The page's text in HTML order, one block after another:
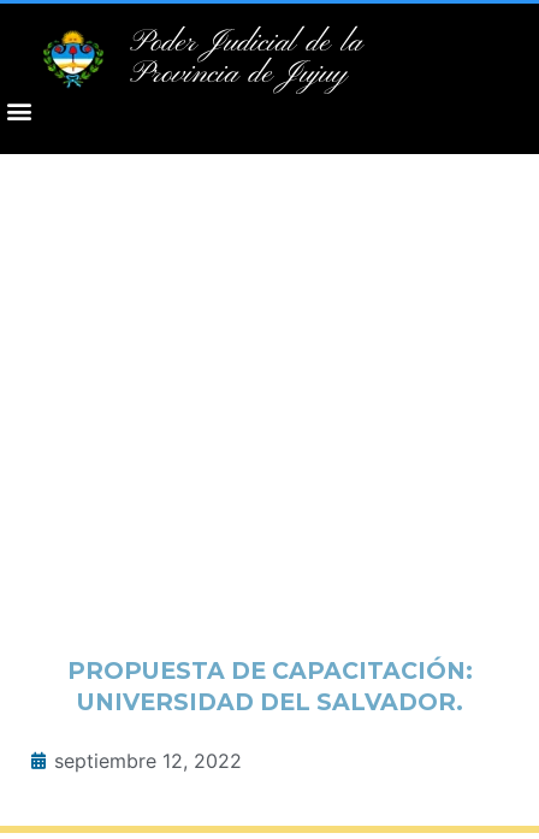
Poder Judicial de la
Provincia de Jujuy
PROPUESTA DE CAPACITACIÓN:
UNIVERSIDAD DEL SALVADOR.
septiembre 12, 2022